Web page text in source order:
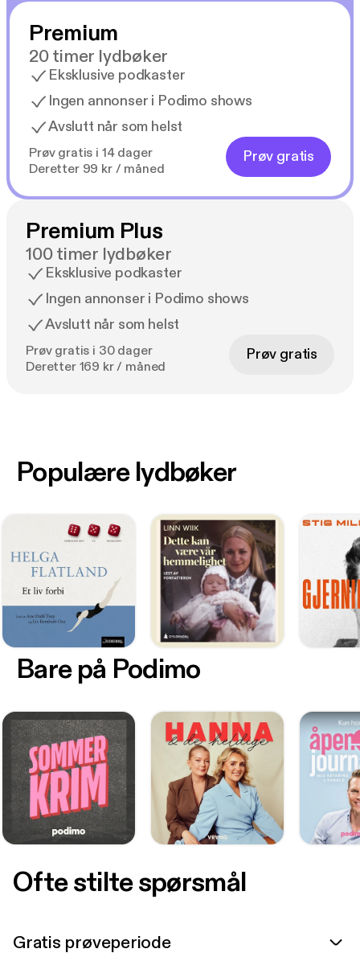
Premium
20 timer lydbøker
Eksklusive podkaster
Ingen annonser i Podimo shows
Avslutt når som helst
Prøv gratis i 14 dager
Deretter 99 kr / måned
Prøv gratis
Premium Plus
100 timer lydbøker
Eksklusive podkaster
Ingen annonser i Podimo shows
Avslutt når som helst
Prøv gratis i 30 dager
Deretter 169 kr / måned
Prøv gratis
Bare på Podimo
Populære lydbøker
Ofte stilte spørsmål
Gratis prøveperiode